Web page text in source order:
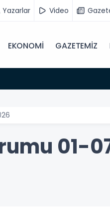
Yazarlar Video
EKONOMİ GAZETEMİZ
01-